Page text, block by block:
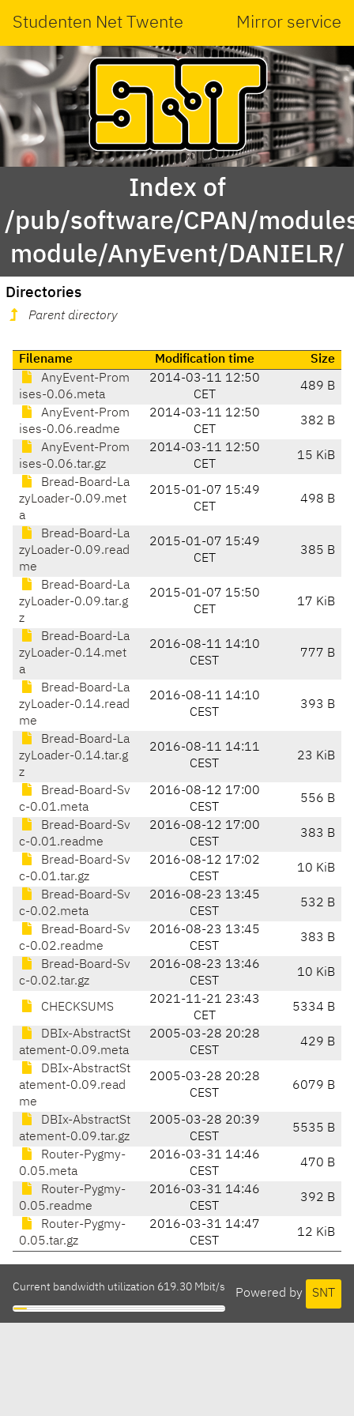
Studenten Net Twente Mirror service
Index of
/pub/software/CPAN/
module/AnyEvent/DANIELR/
Directories
Parent directory
Filename Modification time
Size
AnyEvent-Prom
ises-0.06.meta
2014-03-11 12:50
CET
489 B
AnyEvent-Prom
ises-0.06.readme
2014-03-11 12:50
CET
382 B
AnyEvent-Prom
ises-0.06.tar.gz
2014-03-11 12:50
CET
15 KiB
Bread-Board-La
zyLoader-0.09.met
a
2015-01-07 15:49
CET
498 B
Bread-Board-La
zyLoader-0.09.read
me
2015-01-07 15:49
CET
385 B
Bread-Board-La
zyLoader-0.09.tar.g
z
2015-01-07 15:50
CET
17 KiB
Bread-Board-La
zyLoader-0.14.met
a
2016-08-11 14:10
CEST
777 B
Bread-Board-La
zyLoader-0.14.read
me
2016-08-11 14:10
CEST
393 B
Bread-Board-La
zyLoader-0.14.tar.g
z
2016-08-11 14:11
CEST
23 KiB
Bread-Board-Sv
c-0.01.meta
2016-08-12 17:00
CEST
556 B
Bread-Board-Sv
c-0.01.readme
2016-08-12 17:00
CEST
383 B
Bread-Board-Sv
c-0.01.tar.gz
2016-08-12 17:02
CEST
10 KiB
Bread-Board-Sv
c-0.02.meta
2016-08-23 13:45
CEST
532 B
Bread-Board-Sv
c-0.02.readme
2016-08-23 13:45
CEST
383 B
Bread-Board-Sv
c-0.02.tar.gz
2016-08-23 13:46
CEST
10 KiB
CHECKSUMS
2021-11-21 23:43
CET
5334 B
DBIx-AbstractSt
atement-0.09.meta
2005-03-28 20:28
CEST
429 B
DBIx-AbstractSt
atement-0.09.read
me
2005-03-28 20:28
CEST
6079 B
DBIx-AbstractSt
atement-0.09.tar.gz
2005-03-28 20:39
CEST
5535 B
Router-Pygmy-
0.05.meta
2016-03-31 14:46
CEST
470 B
Router-Pygmy-
0.05.readme
2016-03-31 14:46
CEST
392 B
Router-Pygmy-
0.05.tar.gz
2016-03-31 14:47
CEST
12 KiB
Powered by SNT
Current bandwidth utilization 619.30 Mbit/s